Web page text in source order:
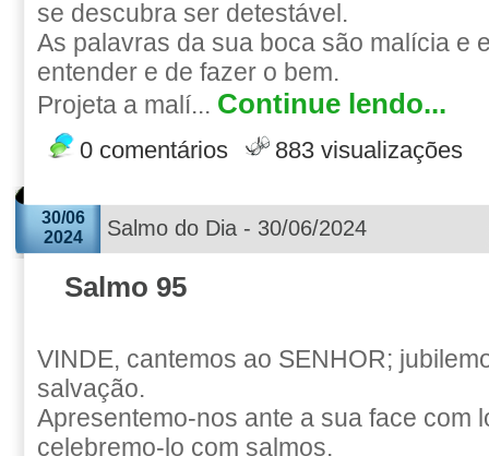
se descubra ser detestável.
As palavras da sua boca são malícia e
entender e de fazer o bem.
Projeta a malí... Continue lendo...
0 comentários 883 visualizações
30/06
2024
Salmo do Dia - 30/06/2024
Salmo 95
VINDE, cantemos ao SENHOR;
salvação.
Apresentemo-nos ante a sua face com
celebremo-lo com salmos.